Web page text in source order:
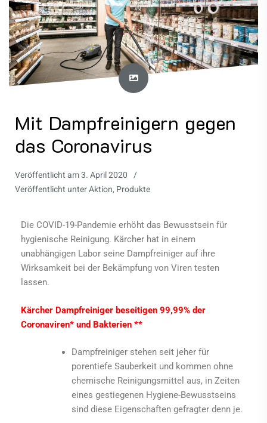
Mit Dampfreinigern gegen
das Coronavirus
Veröffentlicht am3. April 2020
Veröffentlicht unterAktion, Produkte
Die COVID-19-Pandemie erhöht das Bewusstsein für
hygienische Reinigung. Kärcher hat in einem
unabhängigen Labor seine Dampfreiniger auf ihre
Wirksamkeit bei der Bekämpfung von Viren testen
lassen.
Kärcher Dampfreiniger beseitigen 99,99% der
Coronaviren* und Bakterien **
Dampfreiniger stehen seit jeher für
porentiefe Sauberkeit und kommen ohne
chemische Reinigungsmittel aus, in Zeiten
eines gestiegenen Hygiene-Bewusstseins
sind diese Eigenschaften gefragter denn je.